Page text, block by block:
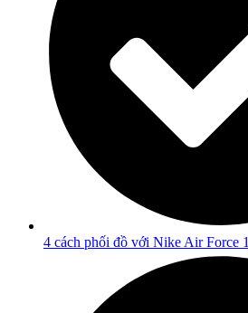
4 cách phối đồ với Nike Air Force 1